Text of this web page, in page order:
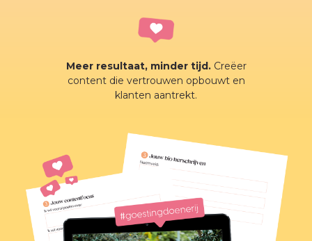
Meer resultaat, minder tijd. Creëer
content die vertrouwen opbouwt en
klanten aantrekt.